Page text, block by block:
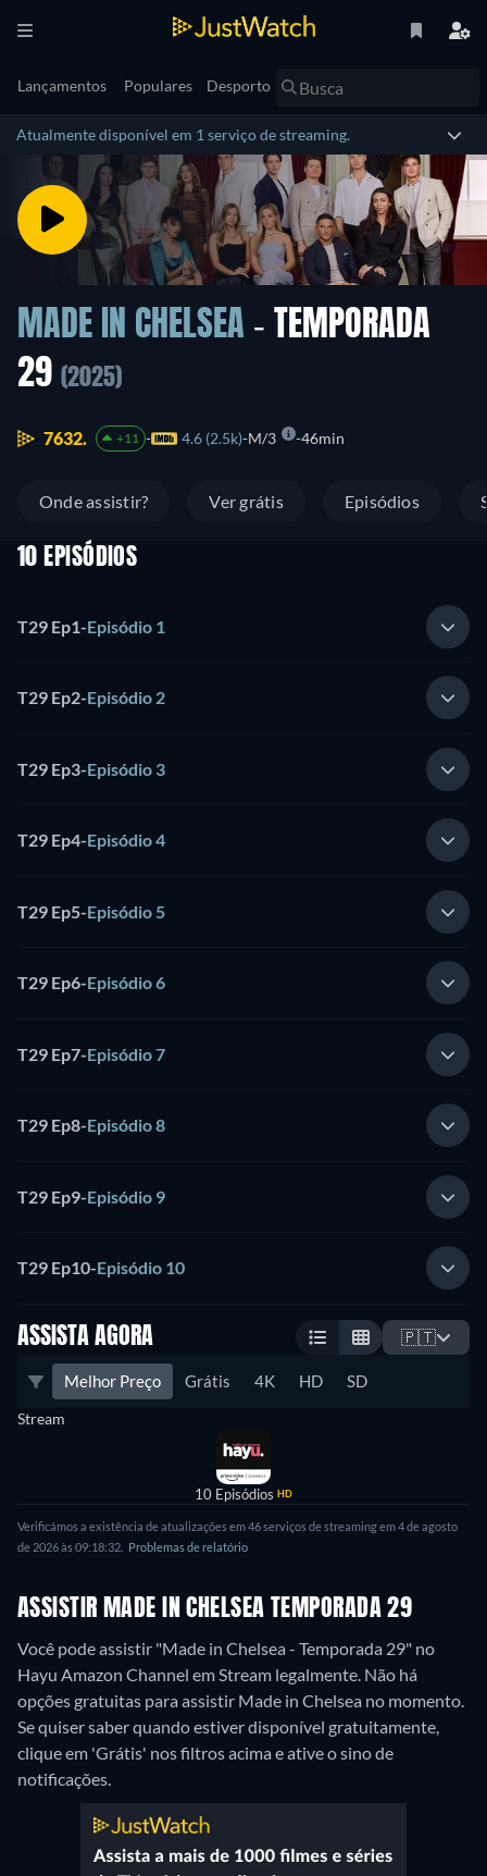
Lançamentos Populares Desporto
Atualmente disponível em 1 serviço de streaming.
MADE IN CHELSEA - TEMPORADA
29 (2025)
7632. +11 4.6 (2.5k) M/3 46min
Onde assistir? Ver grátis Episódios
10 EPISÓDIOS
T29 Ep1-Episódio 1
T29 Ep2-Episódio 2
T29 Ep3-Episódio 3
T29 Ep4-Episódio 4
T29 Ep5-Episódio 5
T29 Ep6-Episódio 6
T29 Ep7-Episódio 7
T29 Ep8-Episódio 8
T29 Ep9-Episódio 9
T29 Ep10-Episódio 10
ASSISTA AGORA 🇵🇹
Melhor Preço Grátis 4K HD SD
Stream
10 Episódios HD
Verificámos a existência de atualizações em 46 serviços de streaming em 4 de agosto
de 2026 às 09:18:32.
Problemas de relatório
ASSISTIR MADE IN CHELSEA TEMPORADA 29
Você pode assistir "Made in Chelsea - Temporada 29" no
Hayu Amazon Channel em Stream legalmente. Não há
opções gratuitas para assistir Made in Chelsea no momento.
Se quiser saber quando estiver disponível gratuitamente,
clique em 'Grátis' nos filtros acima e ative o sino de
notificações.